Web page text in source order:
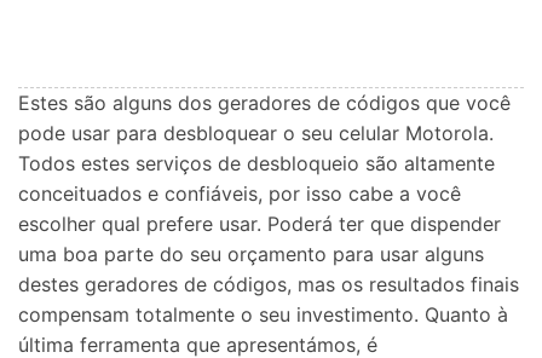
Estes são alguns dos geradores de códigos que você
pode usar para desbloquear o seu celular Motorola.
Todos estes serviços de desbloqueio são altamente
conceituados e confiáveis, por isso cabe a você
escolher qual prefere usar. Poderá ter que dispender
uma boa parte do seu orçamento para usar alguns
destes geradores de códigos, mas os resultados finais
compensam totalmente o seu investimento. Quanto à
última ferramenta que apresentámos, é